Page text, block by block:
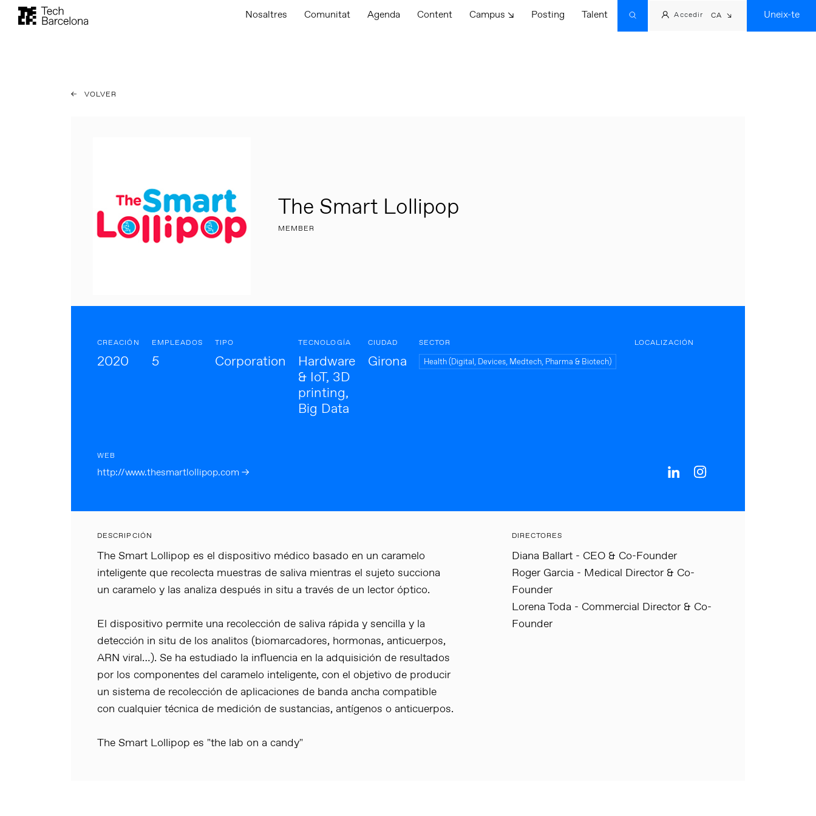
Nosaltres Comunitat Agenda Content Campus ↘ Posting Talent Accedir CA Uneix-te
VOLVER
The Smart Lollipop
MEMBER
CREACIÓN
2020
EMPLEADOS
5
TIPO
Corporation
TECNOLOGÍA
Hardware
& IoT, 3D
printing,
Big Data
CIUDAD
Girona
SECTOR
Health (Digital, Devices, Medtech, Pharma & Biotech)
LOCALIZACIÓN
WEB
http://www.thesmartlollipop.com →
DESCRIPCIÓN
The Smart Lollipop es el dispositivo médico basado en un caramelo
inteligente que recolecta muestras de saliva mientras el sujeto succiona
un caramelo y las analiza después in situ a través de un lector óptico.
El dispositivo permite una recolección de saliva rápida y sencilla y la
detección in situ de los analitos (biomarcadores, hormonas, anticuerpos,
ARN viral…). Se ha estudiado la influencia en la adquisición de resultados
por los componentes del caramelo inteligente, con el objetivo de producir
un sistema de recolección de aplicaciones de banda ancha compatible
con cualquier técnica de medición de sustancias, antígenos o anticuerpos.
The Smart Lollipop es "the lab on a candy"
DIRECTORES
Diana Ballart - CEO & Co-Founder
Roger Garcia - Medical Director & Co-
Founder
Lorena Toda - Commercial Director & Co-
Founder